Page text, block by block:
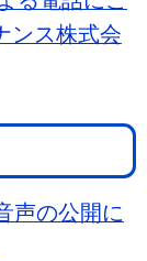
ンス株式会
声の公開に